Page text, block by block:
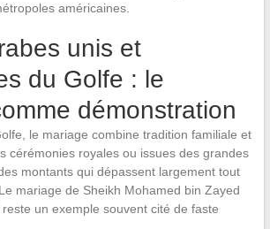
américaines.
unis et
du Golfe : le
démonstration
le mariage combine tradition familiale et
cérémonies royales ou issues des grandes
montants qui dépassent largement tout
mariage de Sheikh Mohamed bin Zayed
un exemple souvent cité de faste